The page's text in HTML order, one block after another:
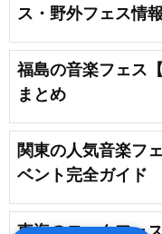
ス・野外フェス情報
福島の音楽フェス
まとめ
関東の人気音楽フ
ベント完全ガイド